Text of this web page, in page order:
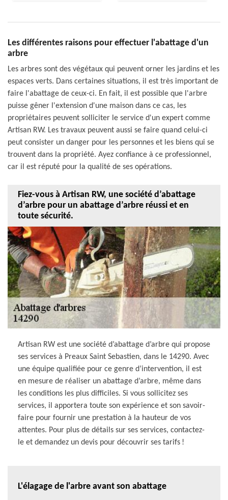
Les différentes raisons pour effectuer l'abattage d'un
arbre
Les arbres sont des végétaux qui peuvent orner les jardins et les
espaces verts. Dans certaines situations, il est très important de
faire l'abattage de ceux-ci. En fait, il est possible que l'arbre
puisse gêner l'extension d'une maison dans ce cas, les
propriétaires peuvent solliciter le service d'un expert comme
Artisan RW. Les travaux peuvent aussi se faire quand celui-ci
peut consister un danger pour les personnes et les biens qui se
trouvent dans la propriété. Ayez confiance à ce professionnel,
car il est réputé pour la qualité de ses opérations.
Fiez-vous à Artisan RW, une société d’abattage
d’arbre pour un abattage d’arbre réussi et en
toute sécurité.
Artisan RW est une société d’abattage d’arbre qui propose
ses services à Preaux Saint Sebastien, dans le 14290. Avec
une équipe qualifiée pour ce genre d’intervention, il est
en mesure de réaliser un abattage d’arbre, même dans
les conditions les plus difficiles. Si vous sollicitez ses
services, il apportera toute son expérience et son savoir-
faire pour fournir une prestation à la hauteur de vos
attentes. Pour plus de détails sur ses services, contactez-
le et demandez un devis pour découvrir ses tarifs !
L'élagage de l'arbre avant son abattage